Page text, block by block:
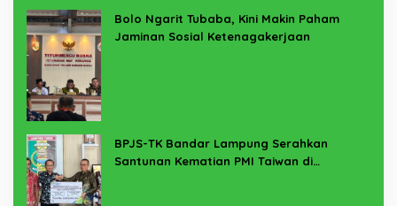
Bolo Ngarit Tubaba, Kini Makin Paham
Jaminan Sosial Ketenagakerjaan
BPJS-TK Bandar Lampung Serahkan
Santunan Kematian PMI Taiwan di